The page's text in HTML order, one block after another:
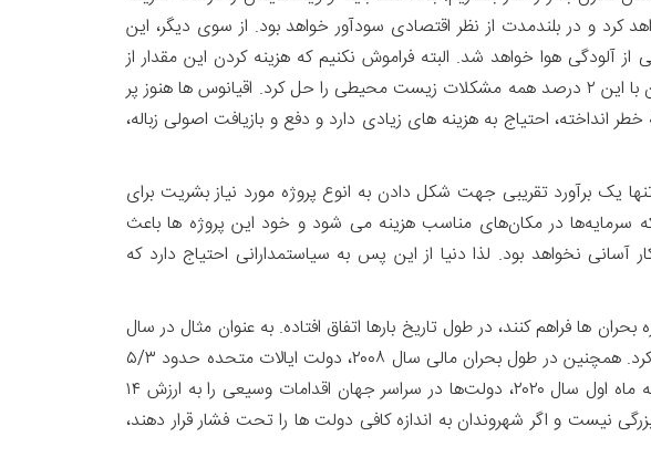
کرد و در بلندمدت از نظر اقتصادی سودآور خواهد بود. از سوی دیگر، این
آلودگی هوا خواهد شد. البته فراموش نکنیم که هزینه کردن این مقدار از
تولید ناخالص جهانی، با تمام هزینه های مورد نیاز برای حفظ محیط زیست فاصله زیادی دارد و نمی توان با این ۲ درصد همه مشکلات زیست محیطی را حل کرد. اقیانوس ها هنوز پر
انداخته، احتیاج به هزینه های زیادی دارد و دفع و بازیافت اصولی زباله،
عدد ۱/۵ درجه سانتیگراد که از پشتوانه علمی قوی برخوردار است، رقم ۲ درصد تنها یک برآورد تقریبی جهت شکل دادن به انوع پروژه مورد نیاز بشریت برای
در مکان‌های مناسب هزینه می شود و خود این پروژه ها باعث
نخواهد بود. لذا دنیا از این پس به سیاستمدارانی احتیاج دارد که
ها فراهم کنند، در طول تاریخ بارها اتفاق افتاده. به عنوان مثال در سال
۱۹۴۵، ایالات متحده حدود ۳۶ درصد از تولید ناخالص داخلی خود را صرف پیروزی در جنگ جهانی دوم کرد. همچنین در طول بحران مالی سال ۲۰۰۸، دولت ایالات متحده حدود ۵/۳
درصد از تولید ناخالص خود را برای نجات مؤسسات مالی که ورشکسته شده بودند، هزینه کرد. تنها در نه ماه اول سال ۲۰۲۰، دولت‌ها در سراسر جهان اقدامات وسیعی را به ارزش ۱۴
مقابله با همه‌گیری کووید-۱۹ اختصاص دادند. پس رقم ۲ درصد، عدد بزرگی نیست و اگر شهروندان به اندازه کافی دولت ها را تحت فشار قرار دهند،